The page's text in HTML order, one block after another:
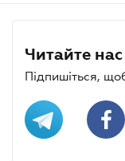
Читайте
Підпишіться,